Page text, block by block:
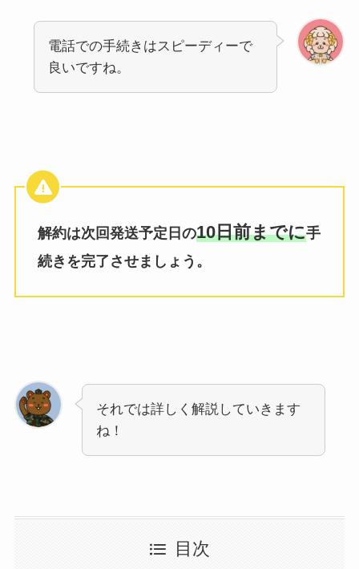
電話での手続きはスピーディーで
良いですね。
解約は次回発送予定日の10日前までに手
続きを完了させましょう。
それでは詳しく解説していきます
ね！
目次